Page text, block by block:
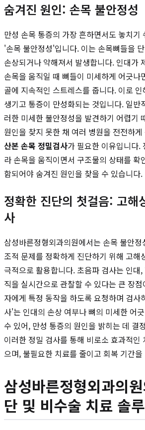
숨겨진 원인: 손목 불안정성
만성 손목 통증의 가장 흔하면서도 놓치기
'손목 불안정성'입니다. 이는 손목뼈들을
손상되거나 약해져서 발생합니다. 인대가
손목을 움직일 때 뼈들이 미세하게 어긋나
골에 지속적인 스트레스를 줍니다. 이로
생기고 통증이 만성화되는 것입니다. 일반
러한 미세한 불안정성을 발견하기 어렵기
원인을 찾지 못한 채 여러 병원을 전전하
산본 손목 정밀검사가 필요한 이유입니다.
라 손목을 움직이면서 구조물의 상태를 확
함되어야 숨겨진 원인을 찾을 수 있습니다.
정확한 진단의 첫걸음: 고해
사
삼성바른정형외과의원에서는 손목 불안
조적 문제를 정확하게 진단하기 위해 고해
극적으로 활용합니다. 초음파 검사는 인대
직을 실시간으로 관찰할 수 있다는 큰 장
자에게 특정 동작을 하도록 요청하며 검사
사'는 인대의 손상 여부나 뼈의 미세한 어
수 있어, 만성 통증의 원인을 밝히는 데 결
이러한 정밀 검사를 통해 비로소 효과적인
으며, 불필요한 치료를 줄이고 회복 기간
삼성바른정형외과의
단 및 비수술 치료 솔